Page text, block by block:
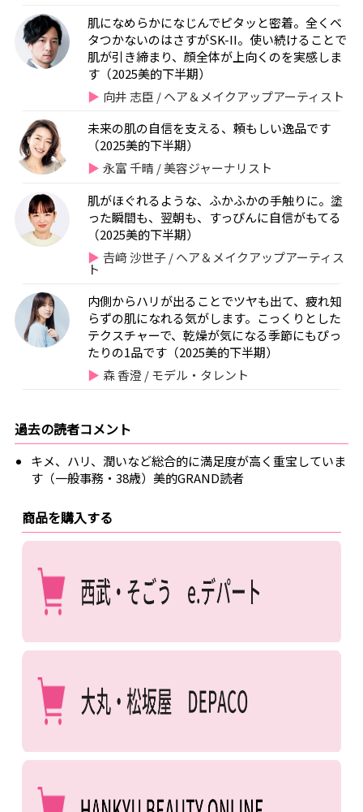
肌になめらかになじんでピタッと密着。全くベ
タつかないのはさすがSK-II。使い続けることで
肌が引き締まり、顔全体が上向くのを実感しま
す（2025美的下半期）
向井 志臣 / ヘア＆メイクアップアーティスト
未来の肌の自信を支える、頼もしい逸品です
（2025美的下半期）
永富 千晴 / 美容ジャーナリスト
肌がほぐれるような、ふかふかの手触りに。塗
った瞬間も、翌朝も、すっぴんに自信がもてる
（2025美的下半期）
𠮷﨑 沙世子 / ヘア＆メイクアップアーティス
ト
内側からハリが出ることでツヤも出て、疲れ知
らずの肌になれる気がします。こっくりとした
テクスチャーで、乾燥が気になる季節にもぴっ
たりの1品です（2025美的下半期）
森 香澄 / モデル・タレント
過去の読者コメント
キメ、ハリ、潤いなど総合的に満足度が高く重宝していま
す（一般事務・38歳）美的GRAND読者
商品を購入する